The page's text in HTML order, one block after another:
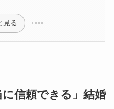
見る
信頼できる」結婚